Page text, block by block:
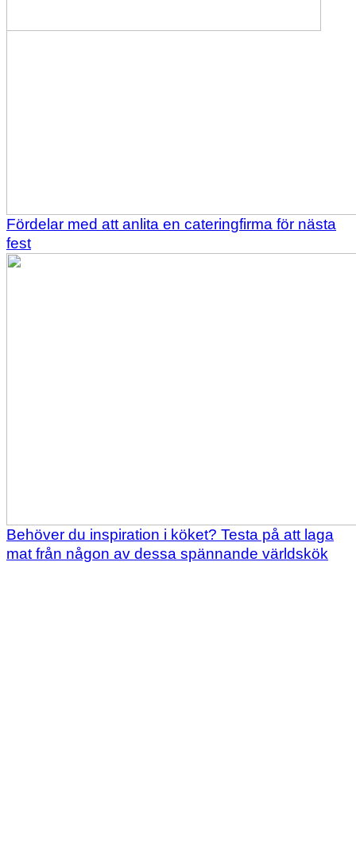
Fördelar med att anlita en cateringfirma för nästa
fest
Behöver du inspiration i köket? Testa på att laga
mat från någon av dessa spännande världskök